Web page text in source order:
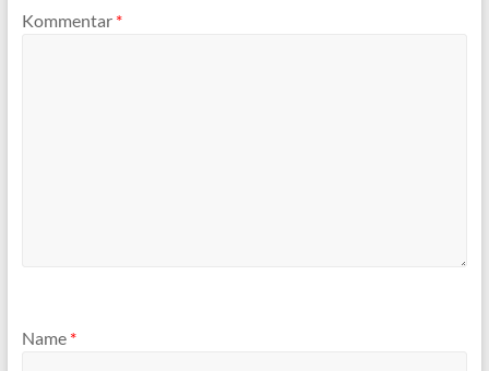
Kommentar *
Name *